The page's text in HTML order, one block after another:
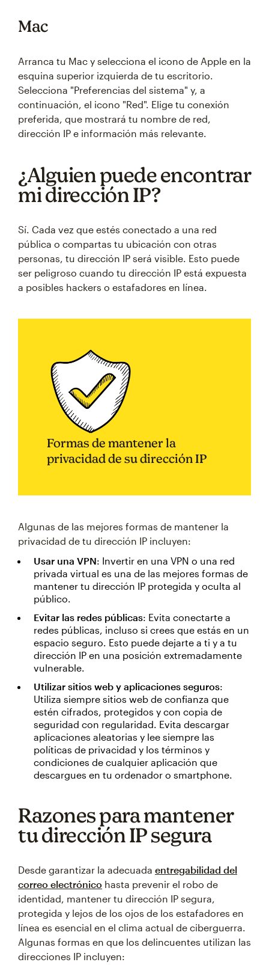
Mac
Arranca tu Mac y selecciona el icono de Apple en la
esquina superior izquierda de tu escritorio.
Selecciona "Preferencias del sistema" y, a
continuación, el icono "Red". Elige tu conexión
preferida, que mostrará tu nombre de red,
dirección IP e información más relevante.
¿Alguien puede encontrar
mi dirección IP?
Sí. Cada vez que estés conectado a una red
pública o compartas tu ubicación con otras
personas, tu dirección IP será visible. Esto puede
ser peligroso cuando tu dirección IP está expuesta
a posibles hackers o estafadores en línea.
Formas de mantener la
privacidad de su dirección IP
Algunas de las mejores formas de mantener la
privacidad de tu dirección IP incluyen:
Usar una VPN: Invertir en una VPN o una red
privada virtual es una de las mejores formas de
mantener tu dirección IP protegida y oculta al
público.
Evitar las redes públicas: Evita conectarte a
redes públicas, incluso si crees que estás en un
espacio seguro. Esto puede dejarte a ti y a tu
dirección IP en una posición extremadamente
vulnerable.
Utilizar sitios web y aplicaciones seguros:
Utiliza siempre sitios web de confianza que
estén cifrados, protegidos y con copia de
seguridad con regularidad. Evita descargar
aplicaciones aleatorias y lee siempre las
políticas de privacidad y los términos y
condiciones de cualquier aplicación que
descargues en tu ordenador o smartphone.
Razones para mantener
tu dirección IP segura
Desde garantizar la adecuada entregabilidad del
correo electrónico hasta prevenir el robo de
identidad, mantener tu dirección IP segura,
protegida y lejos de los ojos de los estafadores en
línea es esencial en el clima actual de ciberguerra.
Algunas formas en que los delincuentes utilizan las
direcciones IP incluyen: